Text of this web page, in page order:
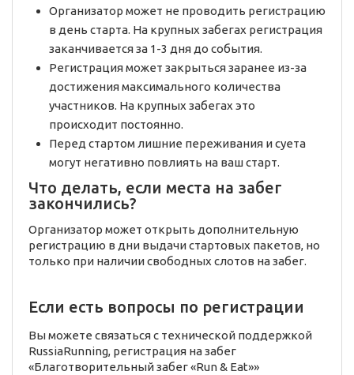
Организатор может не проводить регистрацию
в день старта. На крупных забегах регистрация
заканчивается за 1-3 дня до события.
Регистрация может закрыться заранее из-за
достижения максимального количества
участников. На крупных забегах это
происходит постоянно.
Перед стартом лишние переживания и суета
могут негативно повлиять на ваш старт.
Что делать, если места на забег
закончились?
Организатор может открыть дополнительную
регистрацию в дни выдачи стартовых пакетов, но
только при наличии свободных слотов на забег.
Если есть вопросы по регистрации
Вы можете связаться с технической поддержкой
RussiaRunning, регистрация на забег
«Благотворительный забег «Run & Eat»»